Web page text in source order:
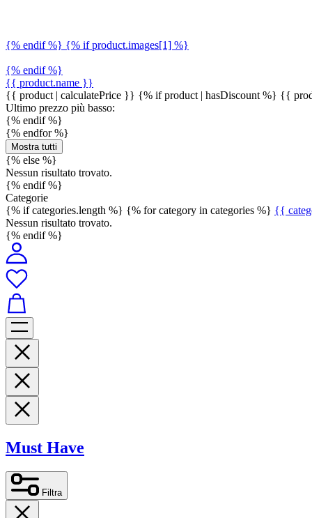
{% endif %} {% if product.images[1] %}
{% endif %}
{{ product.name }}
{{ product | calculatePrice }} {% if product | hasDiscount %} {{
Ultimo prezzo più basso:
{% endif %}
{% endfor %}
Mostra tutti
{% else %}
Nessun risultato trovato.
{% endif %}
Categorie
{% if categories.length %} {% for category in categories %} {{
Nessun risultato trovato.
{% endif %}
Must Have
Filtra